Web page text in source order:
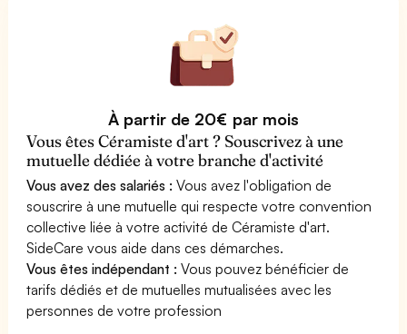
À partir de 20€ par mois
Vous êtes Céramiste d'art ? Souscrivez à une
mutuelle dédiée à votre branche d'activité
Vous avez des salariés : Vous avez l'obligation de
souscrire à une mutuelle qui respecte votre convention
collective liée à votre activité de Céramiste d'art.
SideCare vous aide dans ces démarches.
Vous êtes indépendant : Vous pouvez bénéficier de
tarifs dédiés et de mutuelles mutualisées avec les
personnes de votre profession